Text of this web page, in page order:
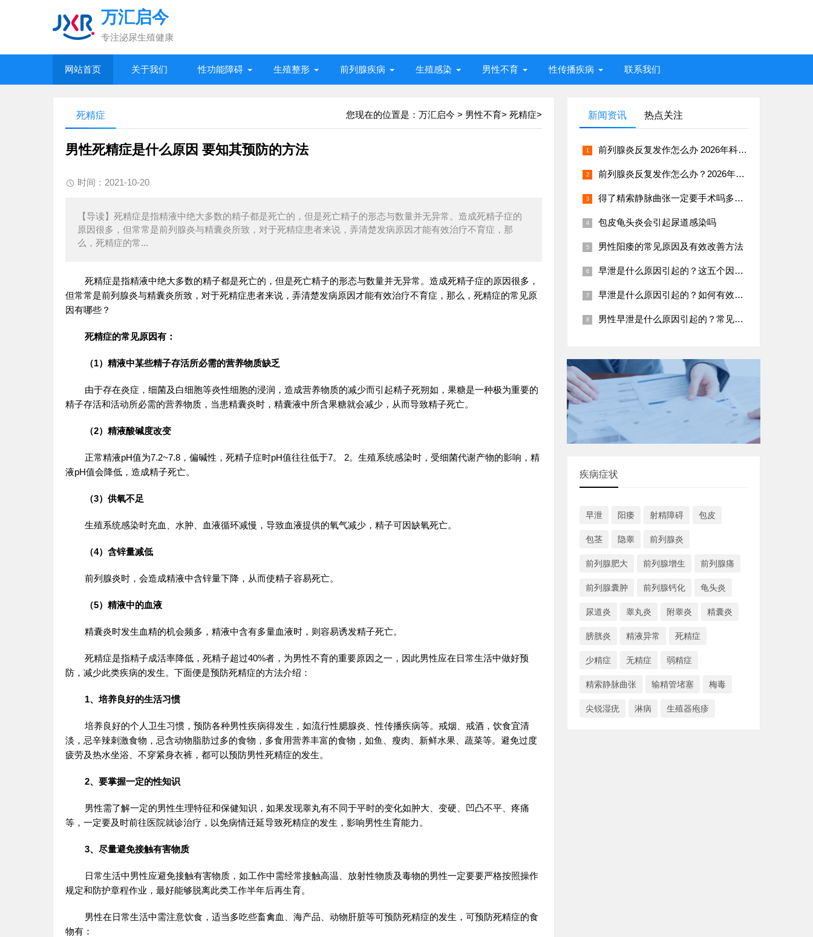
万汇启今
专注泌尿生殖健康
网站首页 关于我们 性功能障碍 生殖整形 前列腺疾病 生殖感染 男性不育 性传播疾病 联系我们
您现在的位置是： 万汇启今 > 男性不育> 死精症>
死精症
男性死精症是什么原因 要知其预防的方法
时间：2021-10-20
【导读】死精症是指精液中绝大多数的精子都是死亡的，但是死亡精子的形态与数量并无异常。造成死精子症的
原因很多，但常常是前列腺炎与精囊炎所致，对于死精症患者来说，弄清楚发病原因才能有效治疗不育症，那
么，死精症的常...
死精症是指精液中绝大多数的精子都是死亡的，但是死亡精子的形态与数量并无异常。造成死精子症的原因很多，
但常常是前列腺炎与精囊炎所致，对于死精症患者来说，弄清楚发病原因才能有效治疗不育症，那么，死精症的常见原
因有哪些？
死精症的常见原因有：
（1）精液中某些精子存活所必需的营养物质缺乏
由于存在炎症，细菌及白细胞等炎性细胞的浸润，造成营养物质的减少而引起精子死朔如，果糖是一种极为重要的
精子存活和活动所必需的营养物质，当患精囊炎时，精囊液中所含果糖就会减少，从而导致精子死亡。
（2）精液酸碱度改变
正常精液pH值为7.2~7.8，偏碱性，死精子症时pH值往往低于7。 2。生殖系统感染时，受细菌代谢产物的影响，精
液pH值会降低，造成精子死亡。
（3）供氧不足
生殖系统感染时充血、水肿、血液循环减慢，导致血液提供的氧气减少，精子可因缺氧死亡。
（4）含锌量减低
前列腺炎时，会造成精液中含锌量下降，从而使精子容易死亡。
（5）精液中的血液
精囊炎时发生血精的机会频多，精液中含有多量血液时，则容易诱发精子死亡。
死精症是指精子成活率降低，死精子超过40%者，为男性不育的重要原因之一，因此男性应在日常生活中做好预
防，减少此类疾病的发生。下面便是预防死精症的方法介绍：
1、培养良好的生活习惯
培养良好的个人卫生习惯，预防各种男性疾病得发生，如流行性腮腺炎、性传播疾病等。戒烟、戒酒，饮食宜清
淡，忌辛辣刺激食物，忌含动物脂肪过多的食物，多食用营养丰富的食物，如鱼、瘦肉、新鲜水果、蔬菜等。避免过度
疲劳及热水坐浴、不穿紧身衣裤，都可以预防男性死精症的发生。
2、要掌握一定的性知识
男性需了解一定的男性生理特征和保健知识，如果发现睾丸有不同于平时的变化如肿大、变硬、凹凸不平、疼痛
等，一定要及时前往医院就诊治疗，以免病情迁延导致死精症的发生，影响男性生育能力。
3、尽量避免接触有害物质
日常生活中男性应避免接触有害物质，如工作中需经常接触高温、放射性物质及毒物的男性一定要要严格按照操作
规定和防护章程作业，最好能够脱离此类工作半年后再生育。
男性在日常生活中需注意饮食，适当多吃些畜禽血、海产品、动物肝脏等可预防死精症的发生，可预防死精症的食
物有：
新闻资讯 热点关注
前列腺炎反复发作怎么办 2026年科学治疗与日常预防指南
前列腺炎反复发作怎么办？2026年男科专家推荐治疗方案
得了精索静脉曲张一定要手术吗多久能恢复
包皮龟头炎会引起尿道感染吗
男性阳痿的常见原因及有效改善方法
早泄是什么原因引起的？这五个因素很常见
早泄是什么原因引起的？如何有效预防
男性早泄是什么原因引起的？常见五大病因
疾病症状
早泄 阳痿 射精障碍 包皮
包茎 隐睾 前列腺炎
前列腺肥大 前列腺增生 前列腺痛
前列腺囊肿 前列腺钙化 龟头炎
尿道炎 睾丸炎 附睾炎 精囊炎
膀胱炎 精液异常 死精症
少精症 无精症 弱精症
精索静脉曲张 输精管堵塞 梅毒
尖锐湿疣 淋病 生殖器疱疹